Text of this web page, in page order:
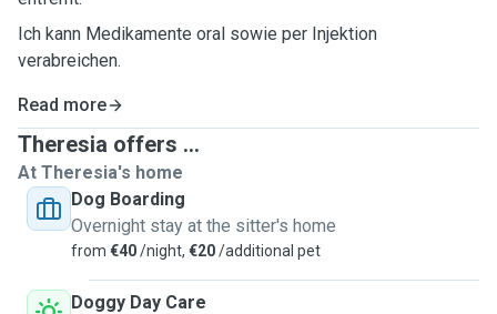
Ich kann Medikamente oral sowie per Injektion
verabreichen.
Read more
Theresia offers ...
At Theresia's home
Dog Boarding
Overnight stay at the sitter's home
from €40/night, €20/additional pet
Doggy Day Care